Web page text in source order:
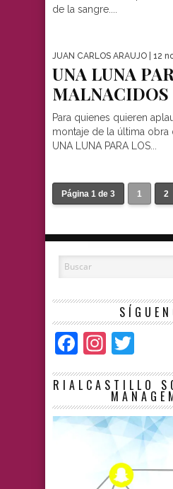
de la sangre....
JUAN CARLOS ARAUJO | 12
UNA LUNA
MALNACIDOS
Para quienes quieren
montaje de la última obra
UNA LUNA PARA LOS...
Página 1 de 3 1 2
Facebook
RIALCASTILLO